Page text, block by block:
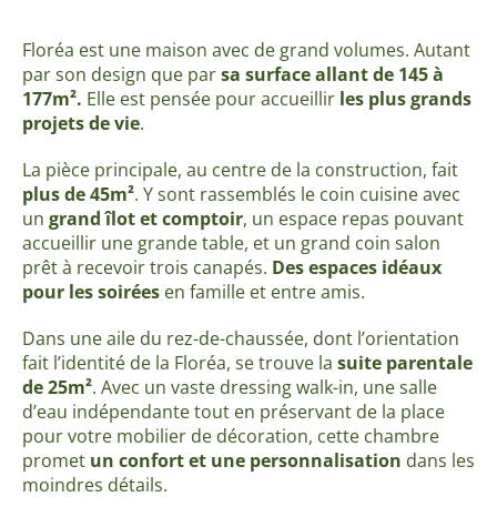
Floréa est une maison avec de grand volumes. Autant
par son design que parsa surface allant de 145 à
177m². Elle est pensée pour accueillir les plus grands
projets de vie.
La pièce principale, au centre de la construction, fait
plus de 45m². Y sont rassemblés le coin cuisine avec
un grand îlot et comptoir, un espace repas pouvant
accueillir une grande table, et un grand coin salon
prêt à recevoir trois canapés. Des espaces idéaux
pour les soirées en famille et entre amis.
Dans une aile du rez-de-chaussée, dont l’orientation
fait l’identité de la Floréa, se trouve la suite parentale
de 25m². Avec un vaste dressing walk-in, une salle
d’eau indépendante tout en préservant de la place
pour votre mobilier de décoration, cette chambre
promet un confort et une personnalisation dans les
moindres détails.